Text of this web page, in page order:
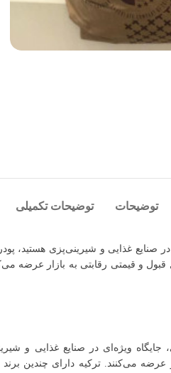
توضیحات توضیحات تکمیلی
صنایع غذایی و شیرینی‌پزی
و قیمتی رقابتی به بازار عرضه
ویژه‌ای در صنایع غذایی و
می‌کنند. ترکیه دارای چندین برند